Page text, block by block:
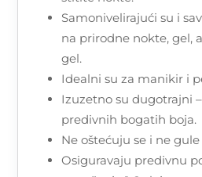
Samonivelirajući su i
na prirodne nokte, gel,
gel.
Idealni su za manikir i
Izuzetno su dugotrajni
predivnih bogatih boja.
Ne oštećuju se i ne gule
Osiguravaju predivnu